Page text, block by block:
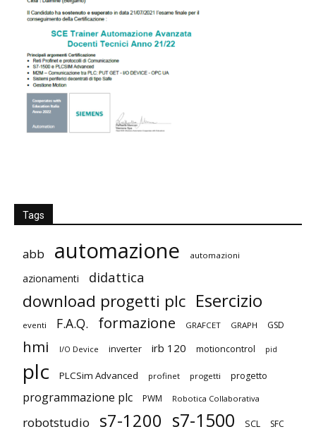
Tags
abb automazione automazioni
azionamenti didattica
download progetti plc Esercizio
eventi F.A.Q. formazione GRAFCET GRAPH GSD
hmi I/O Device inverter irb 120 motioncontrol pid
plc PLCSim Advanced profinet progetti progetto
programmazione plc PWM Robotica Collaborativa
robotstudio s7-1200 s7-1500 SCL SFC